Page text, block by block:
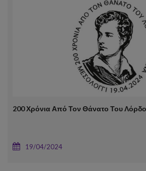
200 Χρόνια Από Τον Θάνατο Του
19/04/2024